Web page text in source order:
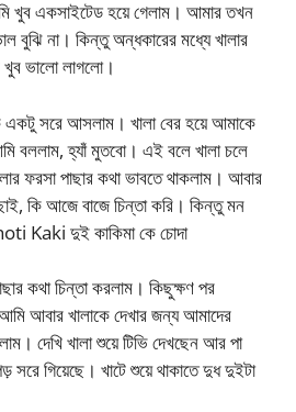
খুব একসাইটেড হয়ে গেলাম। আমার তখন
বুঝি না। কিন্তু অন্ধকারের মধ্যে খালার
খুব ভালো লাগলো।
সরে আসলাম। খালা বের হয়ে আমাকে
বললাম, হ্যাঁ মুতবো। এই বলে খালা চলে
ফরসা পাছার কথা ভাবতে থাকলাম। আবার
কি আজে বাজে চিন্তা করি। কিন্তু মন
Kaki দুই কাকিমা কে চোদা
কথা চিন্তা করলাম। কিছুক্ষণ পর
আবার খালাকে দেখার জন্য আমাদের
দেখি খালা শুয়ে টিভি দেখছেন আর পা
সরে গিয়েছে। খাটে শুয়ে থাকাতে দুধ দুইটা